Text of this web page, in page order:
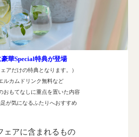
豪華Special特典が登場
ェアだけの特典となります。）
ルカムドリンク無料など
おもてなしに重点を置いた内容
が気になるふたりへおすすめ
ェアに含まれるもの